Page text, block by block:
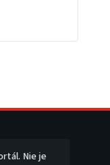
Nie je